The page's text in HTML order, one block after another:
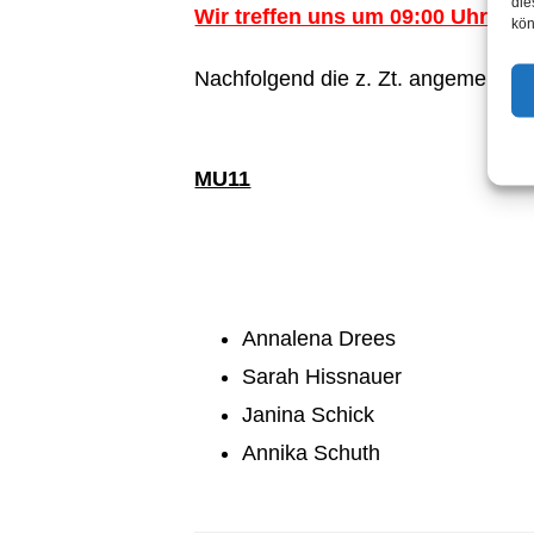
Wir treffen uns um 09:00 Uhr in
Nachfolgend die z. Zt.
MU11
Annalena Drees
Sarah Hissnauer
Janina Schick
Annika Schuth